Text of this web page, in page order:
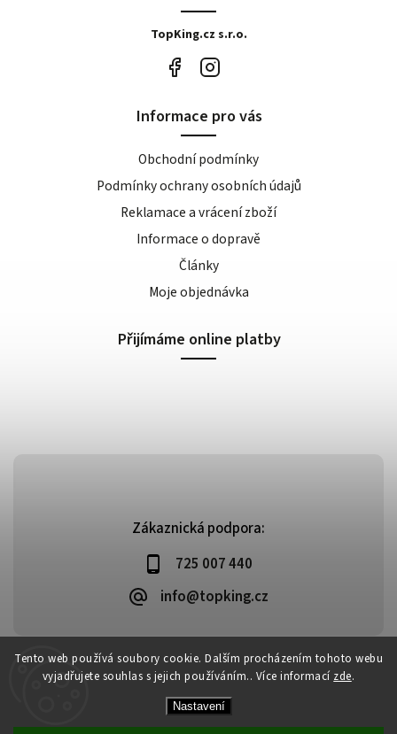
Tento web používá soubory cookie. Dalším procházením tohoto webu
vyjadřujete souhlas s jejich používáním.. Více informací zde.
Nastavení
Zákaznická podpora:
725 007 440
info@topking.cz
TopKing.cz s.r.o.
Informace pro vás
Obchodní podmínky
Podmínky ochrany osobních údajů
Reklamace a vrácení zboží
Informace o dopravě
Články
Moje objednávka
Přijímáme online platby
Copyright 2026Top King. Všechna práva vyhrazena.
VytvořilShoptet| Design